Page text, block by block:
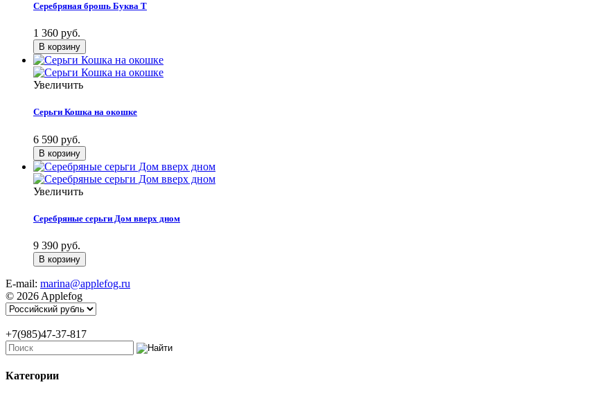
Серебряная брошь Буква Т
1 360 руб.
Увеличить
Серьги Кошка на окошке
6 590 руб.
Увеличить
Серебряные серьги Дом вверх дном
9 390 руб.
E-mail: marina@applefog.ru
© 2026 Applefog
+7(985)47-37-817
Категории